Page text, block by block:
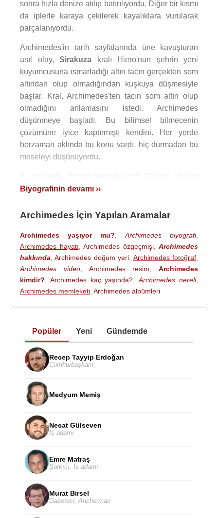
sonra hızla denize atılıp batırılıyordu. Diğer bir kısmı
da iplerle karaya çekilerek kayalıklara vurularak
parçalanıyordu.
Archimedes'in tarih sayfalarında üne kavuşturan
asıl olay, Sirakuza kralı Hiero'nun şehrin yeni
kuyumcusuna ısmarladığı altın tacın gerçekten som
altından olup olmadığından kuşkuya düşmesiyle
başlar. Kral, Archimedes'ten tacın som altın olup
olmadığını anlamasını istedi. Archimedes
düşünmeye başladı. Bu bilimsel bilmecenin
çözümüne iyice kaptırmıştı kendini. Her yerde
herzaman aklında bu konu vardı, hiç durmadan bu
meseleyi düşünüyordu.
şeylerden biriydi bu. Musluğu açtı; su mermer
Sonra dalgın dalgın yavaşça banyoya girdi. Aklı
yandan da suya girip çıktıkça çocukça bir merakla
suyun seviyesindeki değişiklikleri izliyordu.
İşte ne olduysa o anda oldu ve birden banyodan
fırlayan Archimedes, avazı çıktığı kadar,''Eureka,
Eureka''(Buldum,buldum) diye bağırarak kendini
sokaklara attı. Ünlü matematikçi hemen evine
ve bir sıvı içine daldırılan bir cismin kendi ağırlığına
eşit ağırlıkta sıvı taşırdığını kanıtladı. Böylece
başlangıç noktası olarak bu buluşunu kullanarak
hem daha birçok keşiflerin ilk adımını atmış, hem de
krala tacında ne ölçüde saf altın bulunduğunu
söylemenin yolunu bulmuş oldu.
neden oldu. 212
kıyısında gemilerini batırdığı Romalı kumandan
Marcellus,Sirakuza şehrini en sonunda kuşattı.
Şehir düştüğü sırada Archimedes, evinde yine bir
problemle uğraşıyordu. Kumandan büyük saygı
duyduğu ve zekasını 3 yıl boyunca altedemediği bu
bilginle tanışmak istedi ve bir askerini gönderip
saygılarını sunmak için onu huzuruna davet etti.
Biyografinin devamı ››
Archimedes İçin Yapılan Aramalar
Archimedes yaşıyor mu? Archimedes biyografi,
Archimedes hayatı
Archimedes özgeçmişi, Archimedes
hakkında ,Archimedes doğum yeri Archimedes fotoğraf
Archimedes video, Archimedes resim
Archimedes
kimdir?
Archimedes kaç yaşında? ,Archimedes nereli,
Archimedes memleketi Archimedes albümleri
Popüler Yeni Gündemde
Recep Tayyip Erdoğan
Cumhurbaşkanı
Medyum Memiş
Necat Gülseven
İş adamı
Emre Matraş
Şarkıcı İş adamı
Murat Birsel
Gazeteci Anchorman